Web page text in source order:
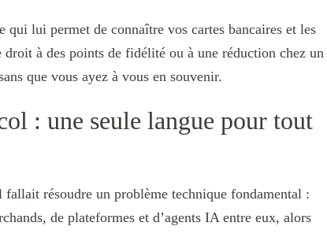
qui lui permet de connaître vos cartes bancaires et les
droit à des points de fidélité ou à une réduction chez un
que vous ayez à vous en souvenir.
: une seule langue pour tout
résoudre un problème technique fondamental :
de plateformes et d’agents IA entre eux, alors